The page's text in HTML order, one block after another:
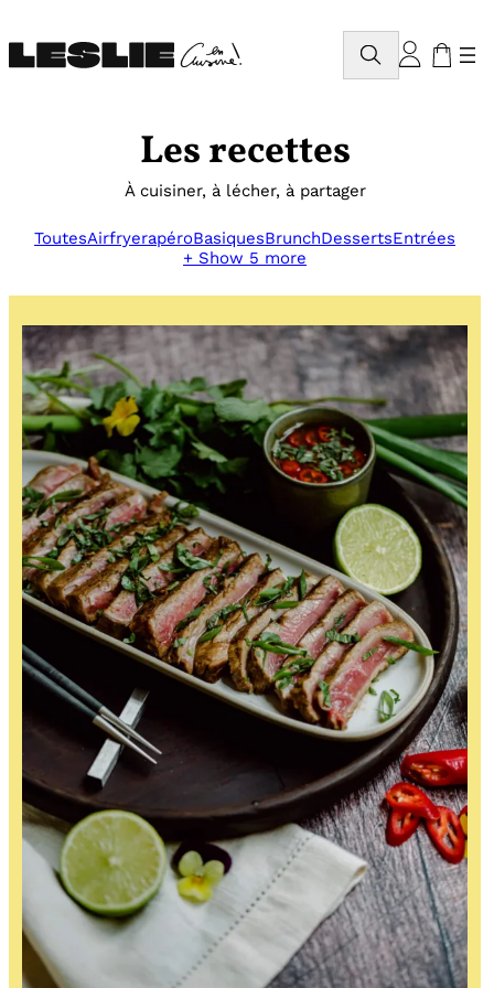
au
contenu
Rechercher
Les recettes
À cuisiner, à lécher, à partager
ToutesAirfryerapéroBasiquesBrunchDessertsEntrées
+ Show 5 more